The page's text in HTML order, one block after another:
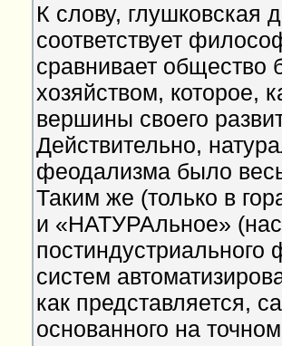
К слову, глушковская
соответствует
сравнивает общество
хозяйством, которое,
вершины своего
Действительно,
феодализма было
Таким же (только в
и «НАТУРАльное»
систем
как представляется,
основанного на